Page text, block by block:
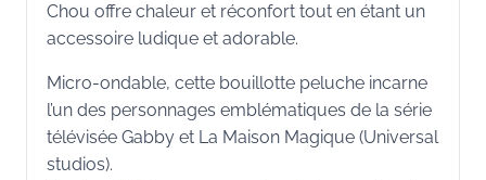
Chou offre chaleur et réconfort tout en étant un
accessoire ludique et adorable.
Micro-ondable, cette bouillotte peluche incarne
l’un des personnages emblématiques de la série
télévisée Gabby et La Maison Magique (Universal
studios).